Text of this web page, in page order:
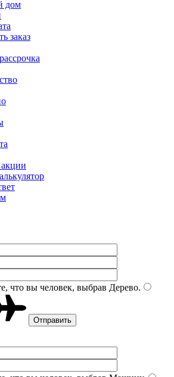
дом
заказ
что вы человек, выбрав Дерево.